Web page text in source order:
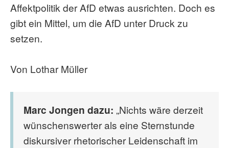
Affektpolitik der AfD etwas ausrichten. Doch es
gibt ein Mittel, um die AfD unter Druck zu
setzen.
Von Lothar Müller
Marc Jongen dazu: „Nichts wäre derzeit
wünschenswerter als eine Sternstunde
diskursiver rhetorischer Leidenschaft im